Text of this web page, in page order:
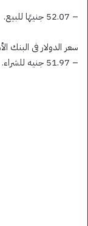
– 52.07 جنيهًا للبيع.
سعر الدولار فى البنك
– 51.97 جنيه للشراء.